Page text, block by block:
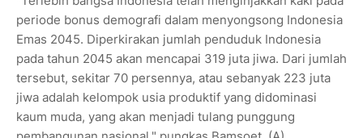
periode bonus demografi dalam menyongsong Indonesia
Emas 2045. Diperkirakan jumlah penduduk Indonesia
pada tahun 2045 akan mencapai 319 juta jiwa. Dari jumlah
tersebut, sekitar 70 persennya, atau sebanyak 223 juta
jiwa adalah kelompok usia produktif yang didominasi
kaum muda, yang akan menjadi tulang punggung